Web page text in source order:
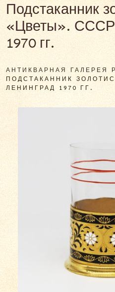
Подстаканник
«Цветы». СССР
1970 гг.
АНТИКВАРНАЯ ГАЛЕРЕЯ
ПОДСТАКАННИК
ЛЕНИНГРАД 1970 ГГ.